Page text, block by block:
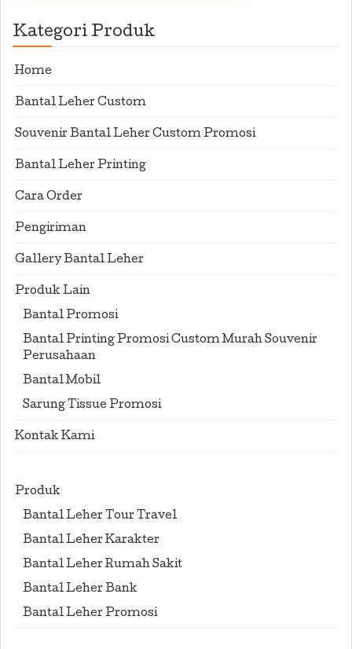
Kategori Produk
Home
Bantal Leher Custom
Souvenir Bantal Leher Custom Promosi
Bantal Leher Printing
Cara Order
Pengiriman
Gallery Bantal Leher
Produk Lain
Bantal Promosi
Bantal Printing Promosi Custom Murah Souvenir
Perusahaan
Bantal Mobil
Sarung Tissue Promosi
Kontak Kami
Produk
Bantal Leher Tour Travel
Bantal Leher Karakter
Bantal Leher Rumah Sakit
Bantal Leher Bank
Bantal Leher Promosi